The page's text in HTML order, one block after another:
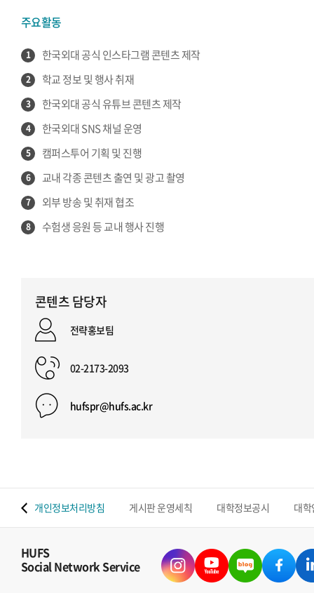
주요활동
1 한국외대 공식 인스타그램 콘텐츠 제작
2 학교 정보 및 행사 취재
3 한국외대 공식 유튜브 콘텐츠 제작
4 한국외대 SNS 채널 운영
5 캠퍼스투어 기획 및 진행
6 교내 각종 콘텐츠 출연 및 광고 촬영
7 외부 방송 및 취재 협조
8 수험생 응원 등 교내 행사 진행
콘텐츠 담당자
전략홍보팀
02-2173-2093
hufspr@hufs.ac.kr
개인정보처리방침 게시판 운영세칙 대학정보공시 대
HUFS
Social Network Service